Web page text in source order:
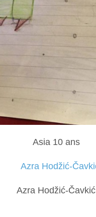
Asia 10 ans
Azra Hodžić-Čavkić